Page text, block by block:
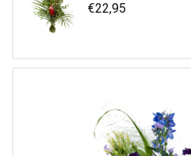
€22,95